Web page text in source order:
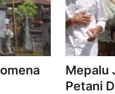
Mepalu
Petani